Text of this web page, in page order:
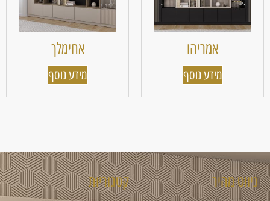
אמריהו
מידע נוסף
אחימלך
מידע נוסף
ניווט מהיר קטגוריות